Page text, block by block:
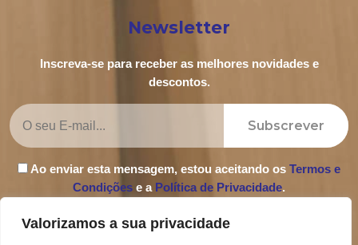
Valorizamos a sua privacidade
Newsletter
Inscreva-se para receber as melhores novidades e
descontos.
Subscrever
Ao enviar esta mensagem, estou aceitando os Termos e
Condições e a Política de Privacidade.